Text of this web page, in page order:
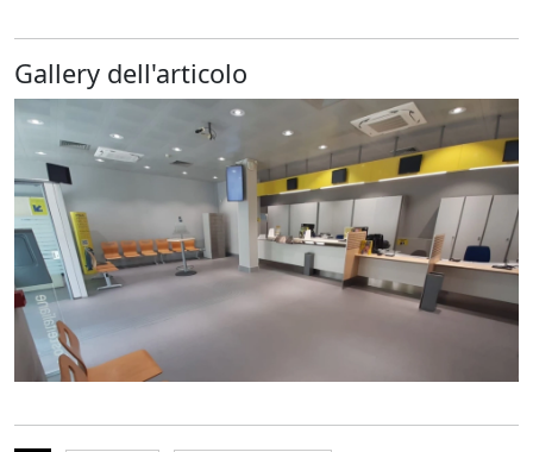
Gallery dell'articolo